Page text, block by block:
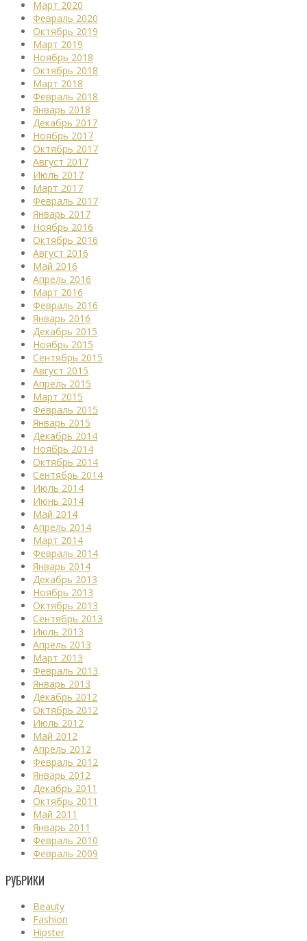
Март 2020
Февраль 2020
Октябрь 2019
Март 2019
Ноябрь 2018
Октябрь 2018
Март 2018
Февраль 2018
Январь 2018
Декабрь 2017
Ноябрь 2017
Октябрь 2017
Август 2017
Июль 2017
Март 2017
Февраль 2017
Январь 2017
Ноябрь 2016
Октябрь 2016
Август 2016
Май 2016
Апрель 2016
Март 2016
Февраль 2016
Январь 2016
Декабрь 2015
Ноябрь 2015
Сентябрь 2015
Август 2015
Апрель 2015
Март 2015
Февраль 2015
Январь 2015
Декабрь 2014
Ноябрь 2014
Октябрь 2014
Сентябрь 2014
Июль 2014
Июнь 2014
Май 2014
Апрель 2014
Март 2014
Февраль 2014
Январь 2014
Декабрь 2013
Ноябрь 2013
Октябрь 2013
Сентябрь 2013
Июль 2013
Апрель 2013
Март 2013
Февраль 2013
Январь 2013
Декабрь 2012
Октябрь 2012
Июль 2012
Май 2012
Апрель 2012
Февраль 2012
Январь 2012
Декабрь 2011
Октябрь 2011
Май 2011
Январь 2011
Февраль 2010
Февраль 2009
РУБРИКИ
Beauty
Fashion
Hipster